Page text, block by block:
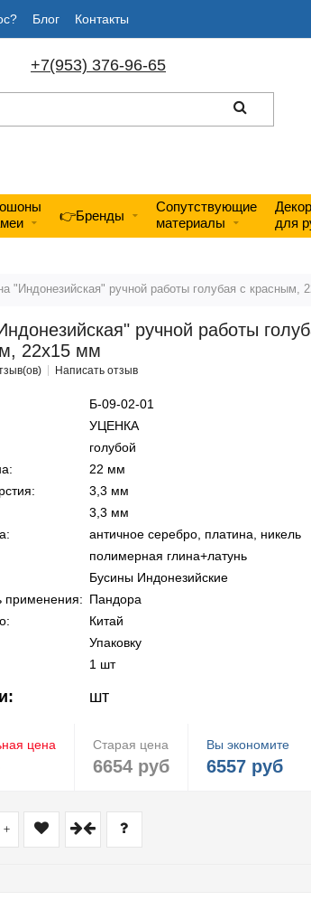
Блог Контакты
+7(953) 376-96-65
👉Бренды
Сопутствующие
материалы
для
"Индонезийская" ручной работы голубая с красным,
ручной работы
22х15 мм
Написать отзыв
Б-09-02-01
УЦЕНКА
голубой
22 мм
3,3 мм
3,3 мм
античное серебро, платина, никель
полимерная глина+латунь
Бусины Индонезийские
применения: Пандора
Китай
Упаковку
1 шт
шт
цена Старая цена
6654 руб
Вы экономите
6557 руб
+